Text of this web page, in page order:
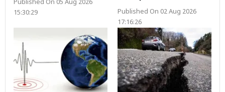
Published On 05 Aug 2026
15:30:29
Published On 02 Aug 2026
17:16:26